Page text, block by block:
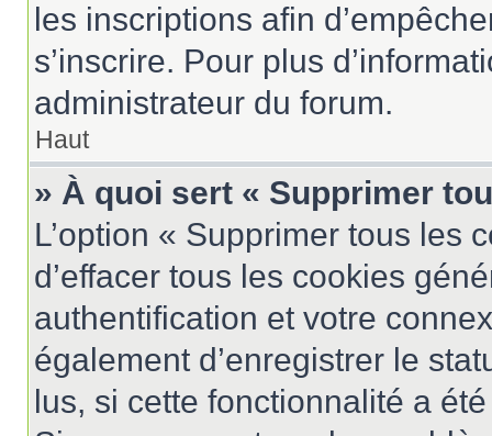
les inscriptions afin
s’inscrire. Pour plus
administrateur du forum.
Haut
» À quoi sert « Supprimer
L’option « Supprimer tous les
d’effacer tous les cookies
authentification et votre
également d’enregistrer le
lus, si cette fonctionnalité a